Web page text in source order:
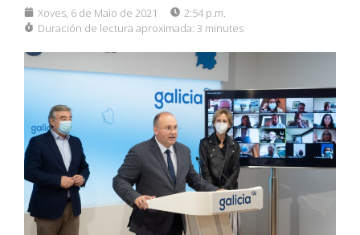
Xoves, 6 de Maio de 2021
2:54 p.m.
Duración de lectura aproximada: 3 minutes